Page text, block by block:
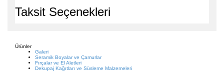
Taksit Seçenekleri
Ürünler
Galeri
Seramik Boyalar ve Çamurlar
Fırçalar ve El Aletleri
Dekupaj Kağıtları ve Süsleme Malzemeleri